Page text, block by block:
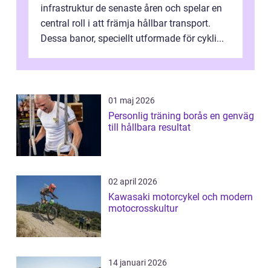
infrastruktur de senaste åren och spelar en
central roll i att främja hållbar transport.
Dessa banor, speciellt utformade för cykli...
01 maj 2026
Personlig träning borås en genväg
till hållbara resultat
02 april 2026
Kawasaki motorcykel och modern
motocrosskultur
14 januari 2026